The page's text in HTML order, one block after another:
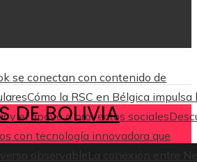
se conectan con contenido de
Cómo la RSC en Bélgica impulsa
y el apoyo a proyectos sociales
con tecnología innovadora que
observable La conexión entre
DE BOLIVIA